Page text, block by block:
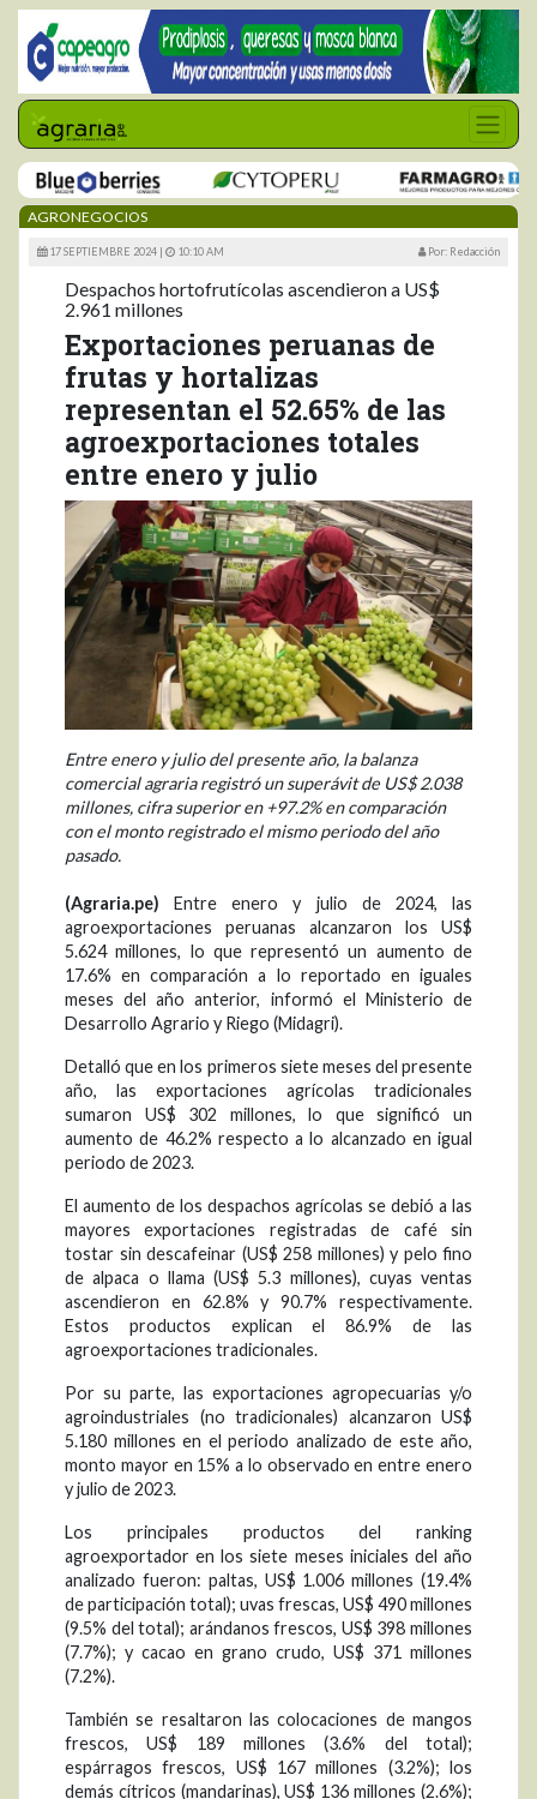
AGRONEGOCIOS
17 SEPTIEMBRE 2024 | 10:10 AM Por: Redacción
Despachos hortofrutícolas ascendieron a US$
2.961 millones
Exportaciones peruanas de
frutas y hortalizas
representan el 52.65% de las
agroexportaciones totales
entre enero y julio
Entre enero y julio del presente año, la balanza
comercial agraria registró un superávit de US$ 2.038
millones, cifra superior en +97.2% en comparación
con el monto registrado el mismo periodo del año
pasado.
(Agraria.pe) Entre enero y julio de 2024, las
agroexportaciones peruanas alcanzaron los US$
5.624 millones, lo que representó un aumento de
17.6% en comparación a lo reportado en iguales
meses del año anterior, informó el Ministerio de
Desarrollo Agrario y Riego (Midagri).
Detalló que en los primeros siete meses del presente
año, las exportaciones agrícolas tradicionales
sumaron US$ 302 millones, lo que significó un
aumento de 46.2% respecto a lo alcanzado en igual
periodo de 2023.
El aumento de los despachos agrícolas se debió a las
mayores exportaciones registradas de café sin
tostar sin descafeinar (US$ 258 millones) y pelo fino
de alpaca o llama (US$ 5.3 millones), cuyas ventas
ascendieron en 62.8% y 90.7% respectivamente.
Estos productos explican el 86.9% de las
agroexportaciones tradicionales.
Por su parte, las exportaciones agropecuarias y/o
agroindustriales (no tradicionales) alcanzaron US$
5.180 millones en el periodo analizado de este año,
monto mayor en 15% a lo observado en entre enero
y julio de 2023.
Los principales productos del ranking
agroexportador en los siete meses iniciales del año
analizado fueron: paltas, US$ 1.006 millones (19.4%
de participación total); uvas frescas, US$ 490 millones
(9.5% del total); arándanos frescos, US$ 398 millones
(7.7%); y cacao en grano crudo, US$ 371 millones
(7.2%).
También se resaltaron las colocaciones de mangos
frescos, US$ 189 millones (3.6% del total);
espárragos frescos, US$ 167 millones (3.2%); los
demás cítricos (mandarinas), US$ 136 millones (2.6%);